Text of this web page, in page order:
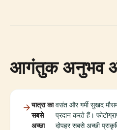
आगंतुक अनुभव
यात्रा का
सबसे
अच्छा
वसंत और गर्मी सुखद
प्रदान करते हैं।
दोपहर सबसे अच्छी